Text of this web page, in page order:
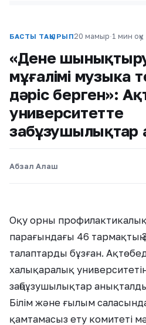
БАСТЫ ТАҚЫРЫП20 мамыр·1 мин оқу
«Дене шынықтыру
мұғалімі музыка
дәріс берген»:
университетте
Абзал Алаш
Оқу орны
парағындағы 46 тармақтың
талаптарды бұзған.
халықаралық
заңбұзушылықтар
Білім және ғылым
қамтамасыз ету комитеті